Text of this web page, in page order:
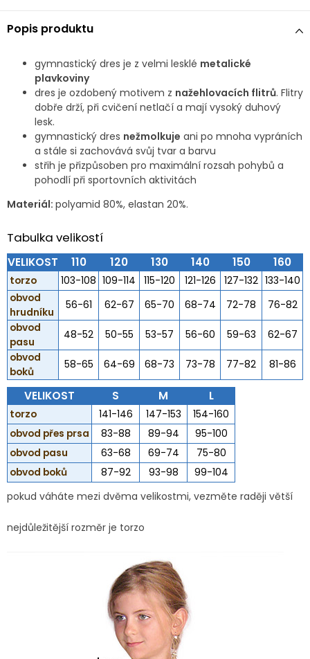
Popis produktu
gymnastický dres je z velmi lesklé metalické
plavkoviny
dres je ozdobený motivem z nažehlovacích flitrů. Flitry
dobře drží, při cvičení netlačí a mají vysoký duhový
lesk.
gymnastický dres nežmolkuje ani po mnoha vypráních
a stále si zachovává svůj tvar a barvu
střih je přizpůsoben pro maximální rozsah pohybů a
pohodlí při sportovních aktivitách
Materiál: polyamid 80%, elastan 20%.
Tabulka velikostí
VELIKOST 110 120 130 140 150 160
torzo 103-108 109-114 115-120 121-126 127-132 133-140
obvod
hrudníku
56-61 62-67 65-70 68-74 72-78
76-82
obvod
pasu
48-52 50-55 53-57 56-60 59-63
62-67
obvod
boků
58-65 64-69 68-73 73-78 77-82 81-86
VELIKOST S M L
torzo 141-146 147-153
154-160
obvod přes prsa
83-88 89-94
95-100
obvod pasu
63-68 69-74
75-80
obvod boků
87-92 93-98
99-104
pokud váháte mezi dvěma velikostmi, vezměte raději větší
nejdůležitější rozměr je torzo